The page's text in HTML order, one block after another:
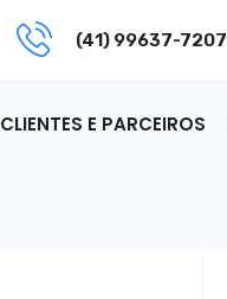
(41) 99637-7207
CLIENTES E PARCEIROS